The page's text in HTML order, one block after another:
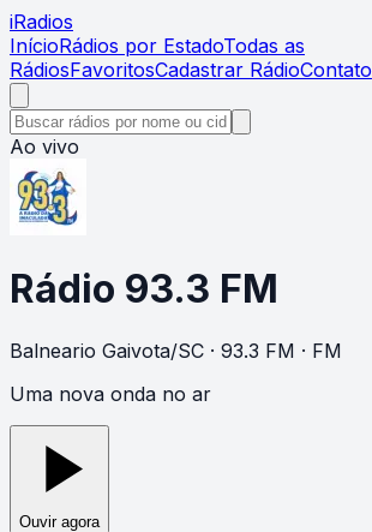
iRadios
InícioRádios por EstadoTodas as
RádiosFavoritosCadastrar RádioContato
Ao vivo
Rádio 93.3 FM
Balneario Gaivota/SC · 93.3 FM · FM
Uma nova onda no ar
Ouvir agora